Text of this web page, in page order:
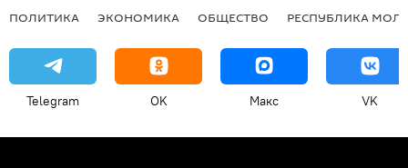
ПОЛИТИКА ЭКОНОМИКА ОБЩЕСТВО РЕСПУБЛИКА
Telegram OK Макс VK